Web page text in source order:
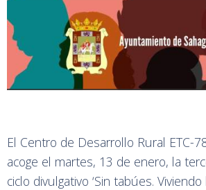
El Centro de Desarrollo Rural ETC-
acoge el martes, 13 de enero, la
ciclo divulgativo ‘Sin tabúes. Viviendo